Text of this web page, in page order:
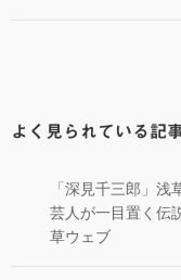
よく見られている記
「深見千三郎」
芸人が一目置く伝
草ウェブ